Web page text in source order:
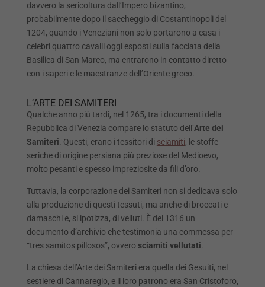
davvero la sericoltura dall’Impero bizantino,
probabilmente dopo il saccheggio di Costantinopoli del
1204, quando i Veneziani non solo portarono a casa i
celebri quattro cavalli oggi esposti sulla facciata della
Basilica di San Marco, ma entrarono in contatto diretto
con i saperi e le maestranze dell’Oriente greco.
L’ARTE DEI SAMITERI
Qualche anno più tardi, nel 1265, tra i documenti della
Repubblica di Venezia compare lo statuto dell’Arte dei
Samiteri . Questi, erano i tessitori di sciamiti, le stoffe
seriche di origine persiana più preziose del Medioevo,
molto pesanti e spesso impreziosite da fili d’oro.
Tuttavia, la corporazione dei Samiteri non si dedicava solo
alla produzione di questi tessuti, ma anche di broccati e
damaschi e, si ipotizza, di velluti. È del 1316 un
documento d’archivio che testimonia una commessa per
“tres samitos pillosos”, ovvero sciamiti vellutati
La chiesa dell’Arte dei Samiteri era quella dei Gesuiti, nel
sestiere di Cannaregio, e il loro patrono era San Cristoforo,